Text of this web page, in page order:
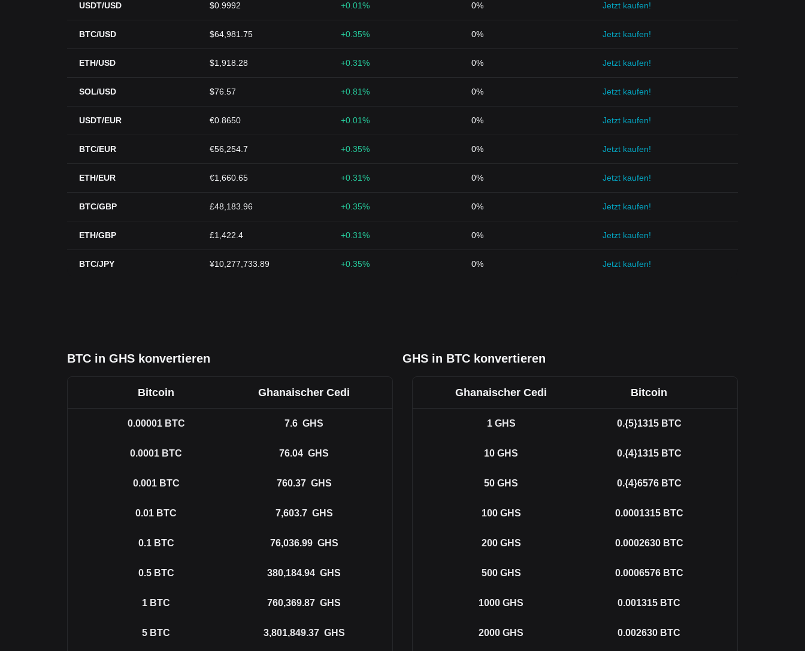
USDT/USD $0.9992 +0.01% 0% Jetzt kaufen!
BTC/USD $64,981.75 +0.35% 0% Jetzt kaufen!
ETH/USD $1,918.28 +0.31% 0% Jetzt kaufen!
SOL/USD $76.57 +0.81% 0% Jetzt kaufen!
USDT/EUR €0.8650 +0.01% 0% Jetzt kaufen!
BTC/EUR €56,254.7 +0.35% 0% Jetzt kaufen!
ETH/EUR €1,660.65 +0.31% 0% Jetzt kaufen!
BTC/GBP £48,183.96 +0.35% 0% Jetzt kaufen!
ETH/GBP £1,422.4 +0.31% 0% Jetzt kaufen!
BTC/JPY ¥10,277,733.89 +0.35% 0% Jetzt kaufen!
BTC in GHS konvertieren GHS in BTC konvertieren
Bitcoin Ghanaischer Cedi
0.00001 BTC 7.6 GHS
0.0001 BTC 76.04 GHS
0.001 BTC 760.37 GHS
0.01 BTC 7,603.7 GHS
0.1 BTC 76,036.99 GHS
0.5 BTC 380,184.94 GHS
1 BTC 760,369.87 GHS
5 BTC 3,801,849.37 GHS
Ghanaischer Cedi Bitcoin
1 GHS 0.{5}1315 BTC
10 GHS 0.{4}1315 BTC
50 GHS 0.{4}6576 BTC
100 GHS 0.0001315 BTC
200 GHS 0.0002630 BTC
500 GHS 0.0006576 BTC
1000 GHS 0.001315 BTC
2000 GHS 0.002630 BTC